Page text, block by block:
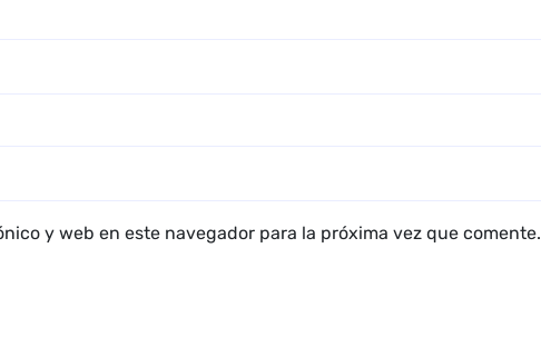
y web en este navegador para la próxima vez que comente.